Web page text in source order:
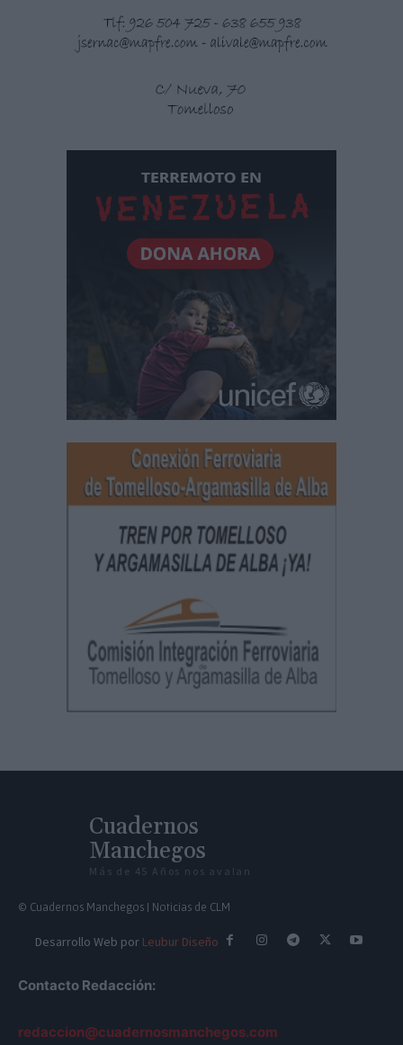
Cuadernos
Manchegos
Más de 45 Años nos avalan
© Cuadernos Manchegos | Noticias de CLM
Desarrollo Web por Leubur Diseño
Contacto Redacción:
redaccion@cuadernosmanchegos.com